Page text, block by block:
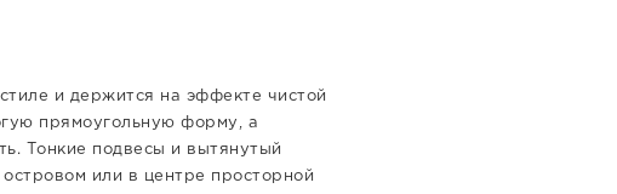
и держится на эффекте чистой
прямоугольную форму, а
Тонкие подвесы и вытянутый
или в центре просторной